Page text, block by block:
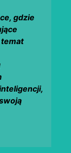
gdzie
temat